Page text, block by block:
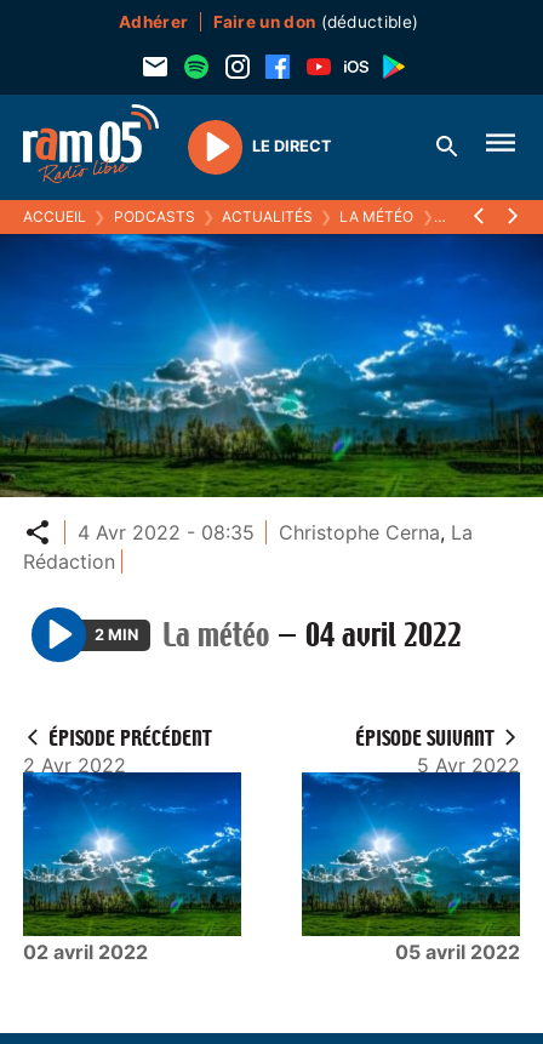
Adhérer Faire un don (déductible)
Play
LE DIRECT
ACCUEIL ❯ PODCASTS ❯ ACTUALITÉS ❯ LA MÉTÉO ❯ 04 AVRIL 2022
Partager
4 Avr 2022 - 08:35 Christophe Cerna, La
Rédaction
P
y
2 MIN La météo — 04 avril 2022
ÉPISODE PRÉCÉDENT
2 Avr 2022
02 avril 2022
ÉPISODE SUIVANT
5 Avr 2022
05 avril 2022